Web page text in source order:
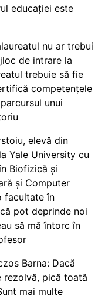
educației este
nu ar trebui
de intrare la
trebuie să fie
competențele
unui
elevă din
Yale University cu
Biofizică și
și Computer
facultate în
pot deprinde noi
să mă întorc în
Barna: Dacă
rezolvă, pică toată
mai multe